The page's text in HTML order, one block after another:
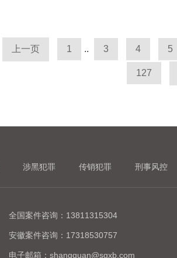
上一页 1 .. 3 4 5
127
涉黑犯罪 传销犯罪 刑事风控
全国案件咨询：13811315304
安徽案件咨询：17318530757
电子邮箱：shangquan@sgxb.com